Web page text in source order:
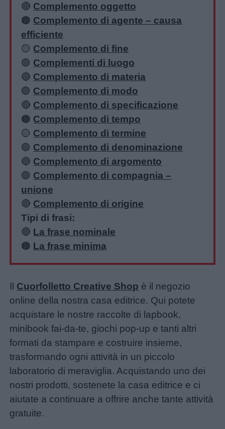
🔴 Complemento oggetto
🟠 Complemento di agente – causa
efficiente
🟡 Complemento di fine
🟢 Complementi di luogo
🔵 Complemento di materia
🟣 Complemento di modo
🔴 Complemento di specificazione
🟠 Complemento di tempo
🟡 Complemento di termine
🟢 Complemento di denominazione
🔵 Complemento di argomento
🟣 Complemento di compagnia –
unione
🔴 Complemento di origine
Tipi di frasi:
🔴 La frase nominale
🟠 La frase minima
Il Cuorfolletto Creative Shop è il negozio
online della nostra casa editrice. Qui potete
acquistare le nostre raccolte di lapbook,
minibook fai-da-te, giochi pop-up e tanti altri
formati da stampare e costruire insieme,
trasformando ogni attività in un piccolo
laboratorio di meraviglia. Acquistando uno dei
nostri prodotti, sostenete la casa editrice e ci
aiutate a continuare a offrire anche tante attività
gratuite.